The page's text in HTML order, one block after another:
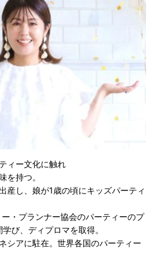
ィー文化に触れ
を持つ。
産し、娘が1歳の頃にキッズパーティ
・プランナー協会のパーティーのプ
学び、ディプロマを取得。
シアに駐在。世界各国のパーティー